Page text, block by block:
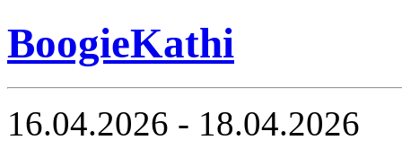
BoogieKathi
16.04.2026 - 18.04.2026